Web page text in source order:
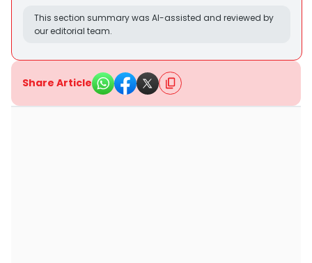
This section summary was AI-assisted and reviewed by
our editorial team.
Share Article